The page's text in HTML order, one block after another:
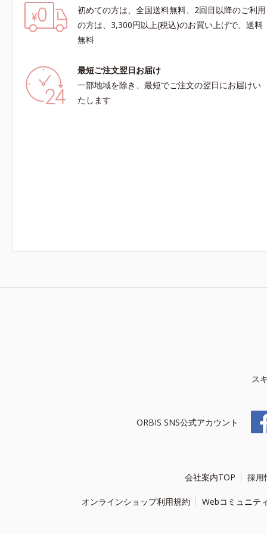
初めての方は、全国送料無料、2回目以降のご利用
の方は、3,300円以上(税込)のお買い上げで、送料
無料
最短ご注文翌日お届け
一部地域を除き、最短でご注文の翌日にお届けい
たします
ス
ORBIS SNS公式アカウント
会社案内TOP 採用
オンラインショップ利用規約 Webコミュニテ